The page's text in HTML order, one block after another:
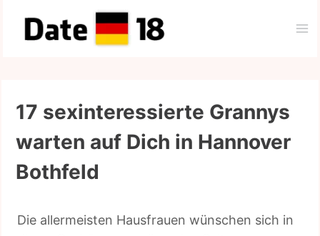
17 sexinteressierte Grannys
warten auf Dich in Hannover
Bothfeld
Die allermeisten Hausfrauen wünschen sich in